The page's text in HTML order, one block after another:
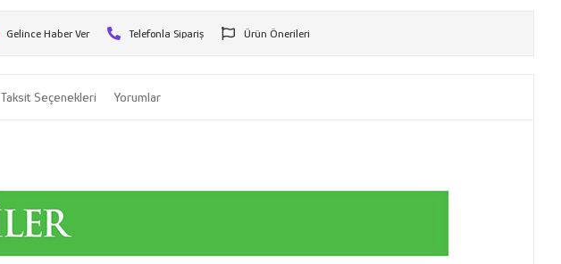
Gelince Haber Ver Telefonla Sipariş Ürün Önerileri
Taksit Seçenekleri Yorumlar